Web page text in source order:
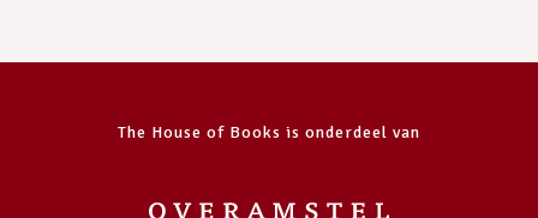
The House of Books is onderdeel van